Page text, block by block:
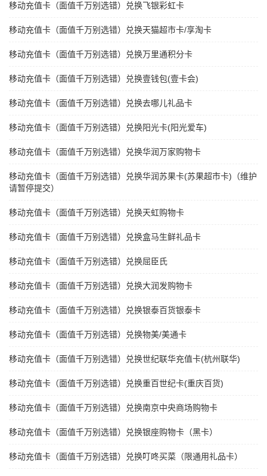
移动充值卡（面值千万别选错）兑换飞银彩虹卡
移动充值卡（面值千万别选错）兑换天猫超市卡/享淘卡
移动充值卡（面值千万别选错）兑换万里通积分卡
移动充值卡（面值千万别选错）兑换壹钱包(壹卡会)
移动充值卡（面值千万别选错）兑换去哪儿礼品卡
移动充值卡（面值千万别选错）兑换阳光卡(阳光爱车)
移动充值卡（面值千万别选错）兑换华润万家购物卡
移动充值卡（面值千万别选错）兑换华润苏果卡(苏果超市卡)（维护
请暂停提交）
移动充值卡（面值千万别选错）兑换天虹购物卡
移动充值卡（面值千万别选错）兑换盒马生鲜礼品卡
移动充值卡（面值千万别选错）兑换屈臣氏
移动充值卡（面值千万别选错）兑换大润发购物卡
移动充值卡（面值千万别选错）兑换银泰百货银泰卡
移动充值卡（面值千万别选错）兑换物美/美通卡
移动充值卡（面值千万别选错）兑换世纪联华充值卡(杭州联华)
移动充值卡（面值千万别选错）兑换重百世纪卡(重庆百货)
移动充值卡（面值千万别选错）兑换南京中央商场购物卡
移动充值卡（面值千万别选错）兑换银座购物卡（黑卡）
移动充值卡（面值千万别选错）兑换叮咚买菜（限通用礼品卡）